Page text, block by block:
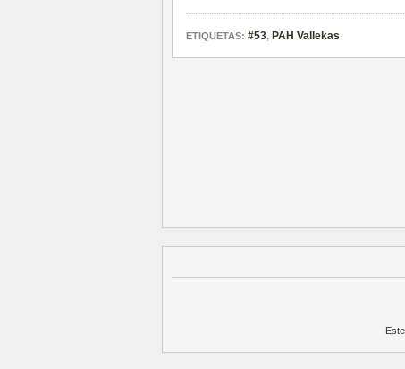
ETIQUETAS: #53, PAH Vallekas